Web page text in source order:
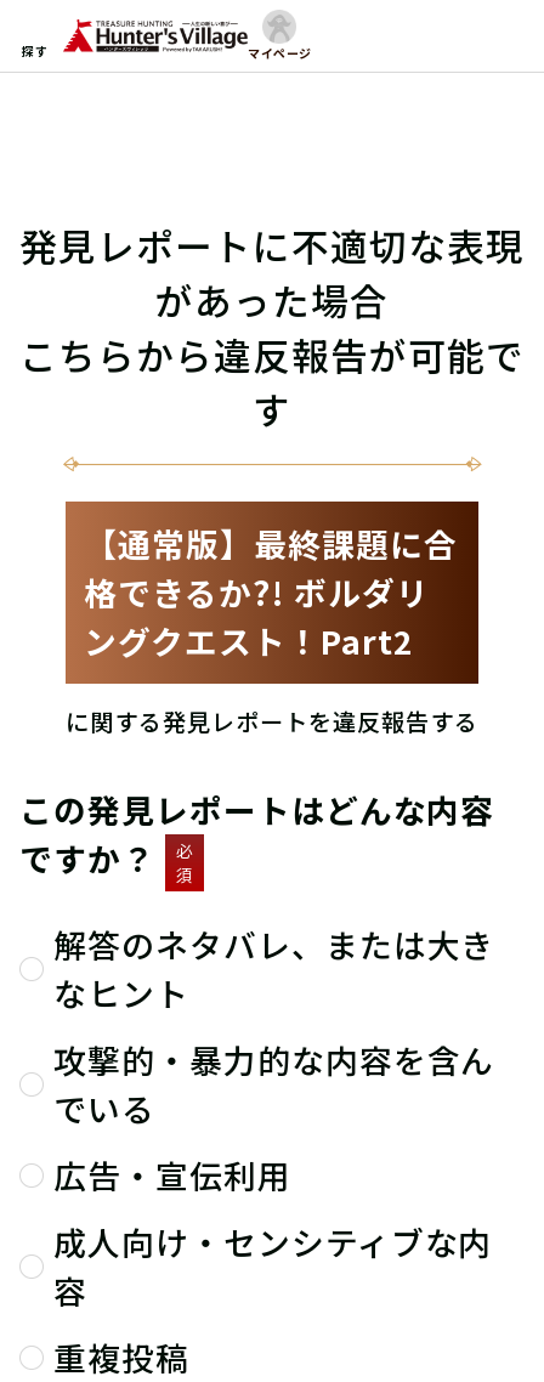
探す マイページ
発見レポートに不適切な表現
があった場合
こちらから違反報告が可能で
す
【通常版】最終課題に合
格できるか?! ボルダリ
ングクエスト！Part2
に関する発見レポートを違反報告する
この発見レポートはどんな内容
ですか？
必
須
解答のネタバレ、または大き
なヒント
攻撃的・暴力的な内容を含ん
でいる
広告・宣伝利用
成人向け・センシティブな内
容
重複投稿